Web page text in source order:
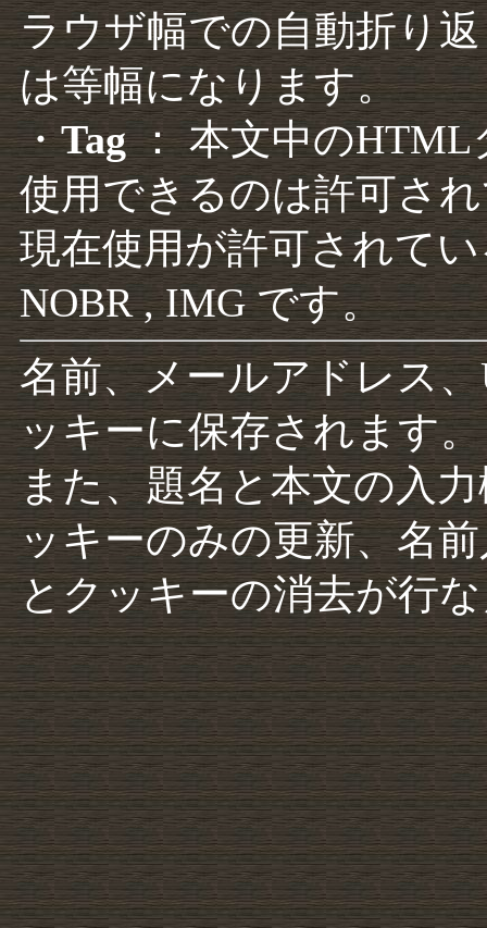
ラウザ幅での自動折り
は等幅になります。
・Tag： 本文中のHTML
使用できるのは許可さ
現在使用が許可されて
NOBR , IMG です。
名前、メールアドレス
ッキーに保存されます。
また、題名と本文の入
ッキーのみの更新、名
とクッキーの消去が行